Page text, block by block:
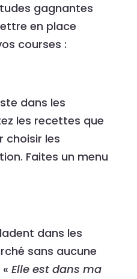
gagnantes
en place
courses :
dans les
les recettes que
choisir les
Faites un menu
dans les
sans aucune
Elle est dans ma